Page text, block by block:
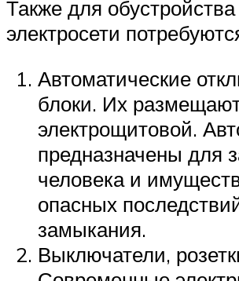
Также для обустройства
электросети
Автоматические
блоки. Их
электрощитовой.
предназначены для
человека и
опасных
замыкания.
Выключатели,